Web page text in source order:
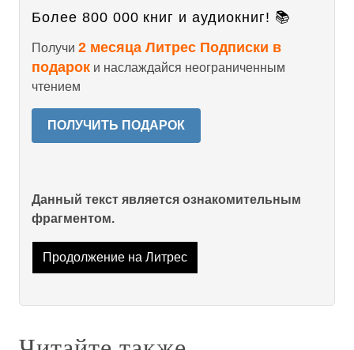
Более 800 000 книг и аудиокниг! 📚
Получи 2 месяца Литрес Подписки в
подарок и наслаждайся неограниченным
чтением
ПОЛУЧИТЬ ПОДАРОК
Данный текст является ознакомительным
фрагментом.
Продолжение на Литрес